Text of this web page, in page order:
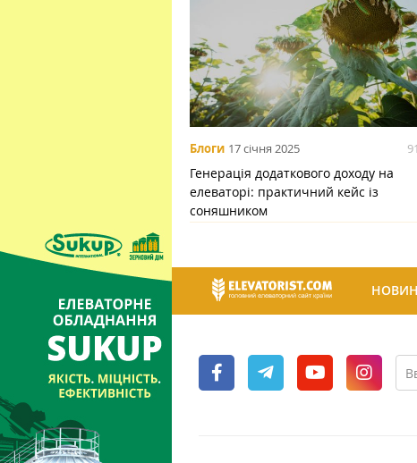
Блоги 17 січня 2025
Генерація додаткового доходу на
елеваторі: практичний кейс із
соняшником